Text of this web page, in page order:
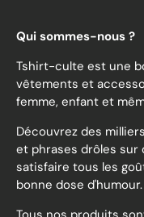
Qui sommes-nous ?
Tshirt-culte est une
vêtements et
femme, enfant et
Découvrez des
et phrases drôles sur
satisfaire tous les
bonne dose d'humour.